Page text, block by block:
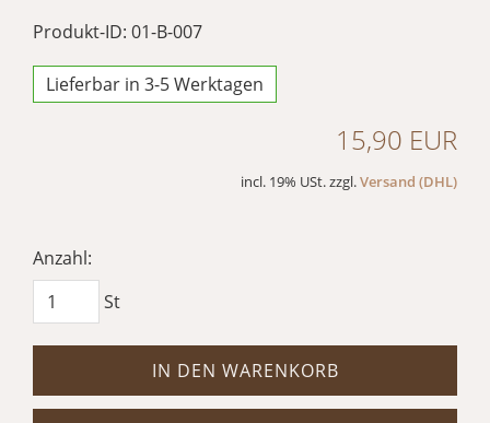
Produkt-ID: 01-B-007
Lieferbar in 3-5 Werktagen
15,90 EUR
incl. 19% USt. zzgl.Versand (DHL)
Anzahl:
St
IN DEN WARENKORB